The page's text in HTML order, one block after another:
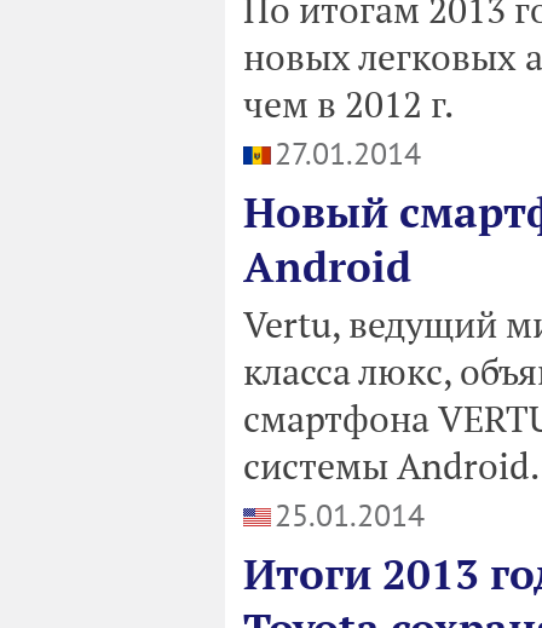
новых легковых
чем в 2012 г.
27.01.2014
Новый
Android
Vertu, ведущий
класса люкс,
смартфона
системы Android.
25.01.2014
Итоги 2013